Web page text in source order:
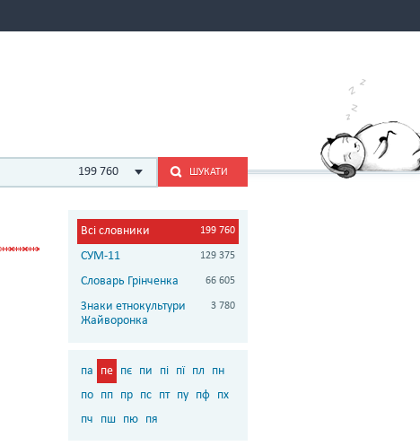
199 760 ШУКАТИ
Всі словники 199 760
СУМ-11 129 375
Словарь Грінченка 66 605
Знаки етнокультури
Жайворонка
3 780
па пе пє пи пі пї пл
пн
по пп пр пс пт пу пф пх
пч
пш пю пя